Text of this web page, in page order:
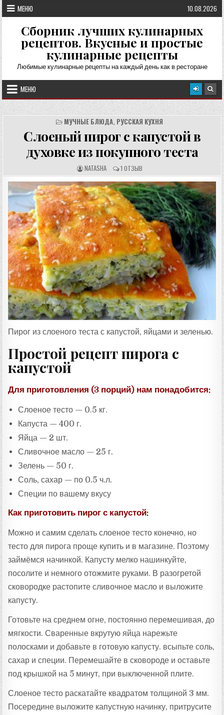
Перейти
к
содержимому
МЕНЮ 10.08.2026
Сборник лучших кулинарных
рецептов. Вкусные и простые
кулинарные рецепты
Любимые кулинарные рецепты на каждый день как в ресторане
МЕНЮ
МУЧНЫЕ БЛЮДА, РУССКАЯ КУХНЯ
Слоеный пирог с капустой в
духовке из покупного теста
А
В
Т
О
Р
Р
Е
Ц
Е
П
Т
А
:
NATASHA О
Т
З
Ы
В
Ы
:
1 ОТЗЫВ
Пирог из слоеного теста с капустой, яйцами и зеленью.
Простой рецепт пирога с
капустой
Для приготовления (3 порций) нам понадобится:
Слоеное тесто — 0.5 кг.
Капуста — 400 г.
Яйца — 2 шт.
Сливочное масло — 25 г.
Зелень — 50 г.
Соль, сахар — по 0.5 ч.л.
Специи по вашему вкусу
Как приготовить пирог с капустой:
Можно и самим сделать слоеное тесто конечно, но
тесто для пирога проще купить и в магазине. Поэтому
займёмся начинкой. Капусту мелко нашинкуйте,
посолите и немного отожмите руками. В разогретой
сковородке растопите сливочное масло и выложите
капусту.
Готовьте на среднем огне, постоянно перемешивая, до
мягкости. Сваренные вкрутую яйца нарежьте
полосками и добавьте в готовую капусту. всыпьте соль,
сахар и специи. Перемешайте в сковороде и оставьте
под крышкой на 5 минут, при выключенной плите.
Слоеное тесто раскатайте квадратом толщиной 3 мм.
Посередине выложите капустную начинку, притрусите